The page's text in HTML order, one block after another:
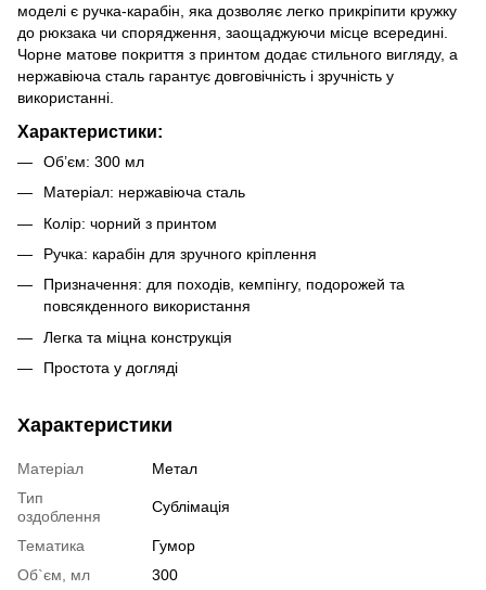
моделі є ручка-карабін, яка дозволяє легко прикріпити кружку
до рюкзака чи спорядження, заощаджуючи місце всередині.
Чорне матове покриття з принтом додає стильного вигляду, а
нержавіюча сталь гарантує довговічність і зручність у
використанні.
Характеристики:
Об’єм: 300 мл
Матеріал: нержавіюча сталь
Колір: чорний з принтом
Ручка: карабін для зручного кріплення
Призначення: для походів, кемпінгу, подорожей та
повсякденного використання
Легка та міцна конструкція
Простота у догляді
Характеристики
Матеріал
Метал
Тип
оздоблення
Сублімація
Тематика
Гумор
Об`єм, мл
300